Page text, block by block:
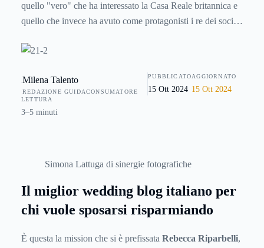
quello "vero" che ha interessato la Casa Reale britannica e
quello che invece ha avuto come protagonisti i re dei social
di questi due grandi eventi, però, i numeri ci dicono che gli
mancano soluzioni intelligenti e pratiche per risparmiare.
Milena Talento
REDAZIONE GUIDACONSUMATORE
PUBBLICATO
15 Ott 2024
AGGIORNATO
15 Ott 2024
LETTURA
3–5 minuti
Simona Lattuga di sinergie fotografiche
Il miglior wedding blog italiano per
chi vuole sposarsi risparmiando
È questa la mission che si è prefissata Rebecca Riparbelli,